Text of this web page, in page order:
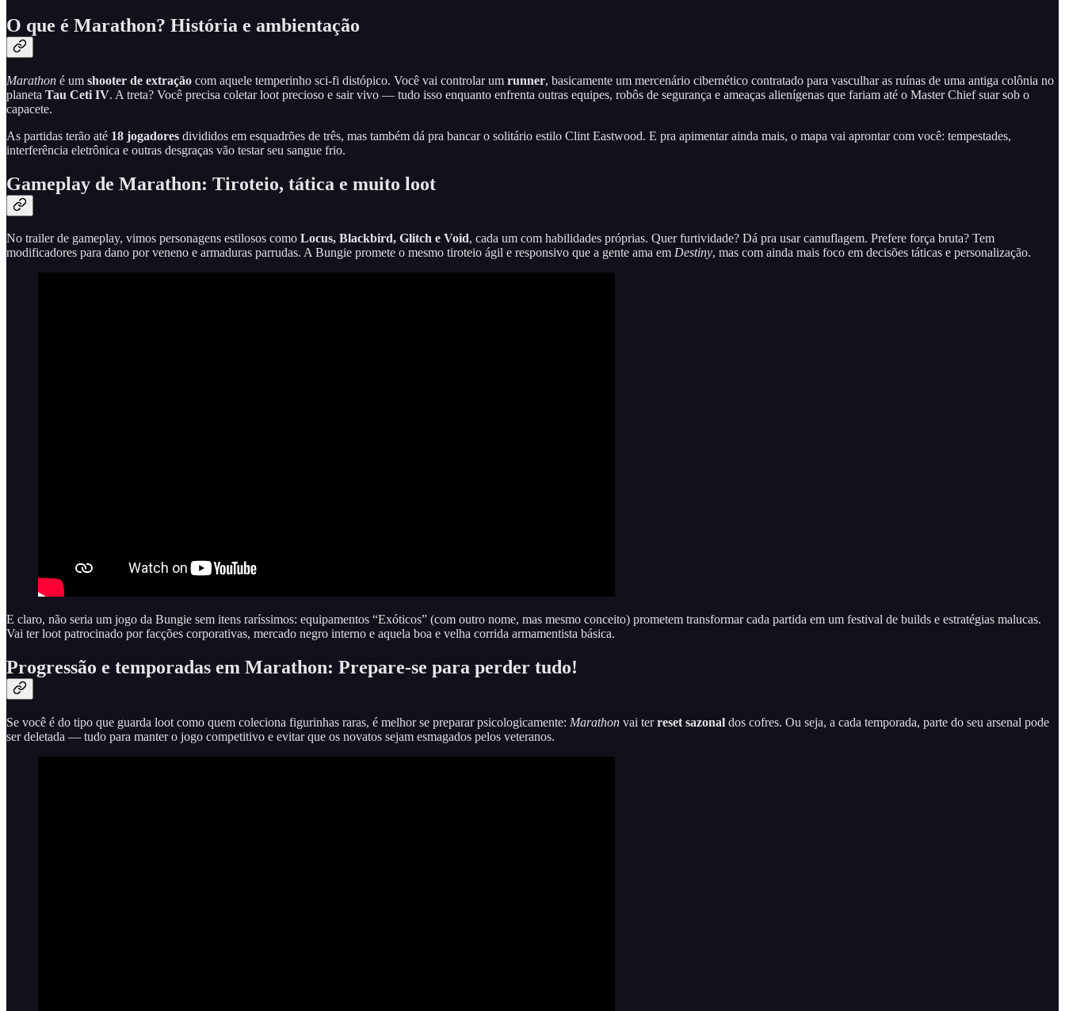
O que é Marathon? História e ambientação
Marathon é um shooter de extração com aquele temperinho sci-fi distópico. Você vai controlar um runner, basicamente um mercenário cibernético contratado para vasculhar as ruínas de uma antiga colônia no
planeta Tau Ceti IV. A treta? Você precisa coletar loot precioso e sair vivo — tudo isso enquanto enfrenta outras equipes, robôs de segurança e ameaças alienígenas que fariam até o Master Chief suar sob o
capacete.
As partidas terão até 18 jogadores divididos em esquadrões de três, mas também dá pra bancar o solitário estilo Clint Eastwood. E pra apimentar ainda mais, o mapa vai aprontar com você: tempestades,
interferência eletrônica e outras desgraças vão testar seu sangue frio.
Gameplay de Marathon: Tiroteio, tática e muito loot
No trailer de gameplay, vimos personagens estilosos como Locus, Blackbird, Glitch e Void, cada um com habilidades próprias. Quer furtividade? Dá pra usar camuflagem. Prefere força bruta? Tem
modificadores para dano por veneno e armaduras parrudas. A Bungie promete o mesmo tiroteio ágil e responsivo que a gente ama em Destiny, mas com ainda mais foco em decisões táticas e personalização.
E claro, não seria um jogo da Bungie sem itens raríssimos: equipamentos “Exóticos” (com outro nome, mas mesmo conceito) prometem transformar cada partida em um festival de builds e estratégias malucas.
Vai ter loot patrocinado por facções corporativas, mercado negro interno e aquela boa e velha corrida armamentista básica.
Progressão e temporadas em Marathon: Prepare-se para perder tudo!
Se você é do tipo que guarda loot como quem coleciona figurinhas raras, é melhor se preparar psicologicamente: Marathon vai terreset sazonal dos cofres. Ou seja, a cada temporada, parte do seu arsenal pode
ser deletada — tudo para manter o jogo competitivo e evitar que os novatos sejam esmagados pelos veteranos.